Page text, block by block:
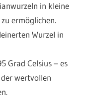
in kleine
ermöglichen.
Wurzel in
Grad Celsius – es
wertvollen